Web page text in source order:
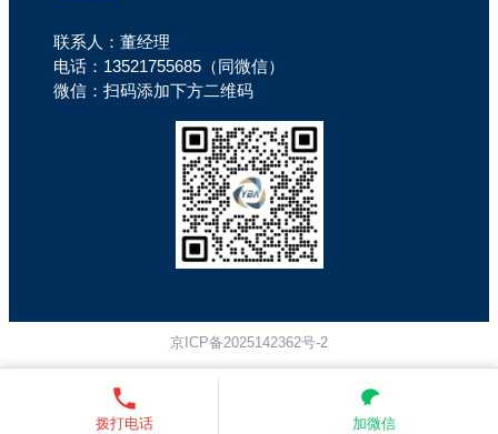
联系人：董经理
电话：13521755685（同微信）
微信：扫码添加下方二维码
京ICP备2025142362号-2
拨打电话 加微信